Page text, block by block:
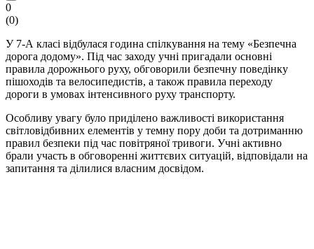
0
(0)
У 7-А класі відбулася година спілкування на тему «Безпечна
дорога додому». Під час заходу учні пригадали основні
правила дорожнього руху, обговорили безпечну поведінку
пішоходів та велосипедистів, а також правила переходу
дороги в умовах інтенсивного руху транспорту.
Особливу увагу було приділено важливості використання
світловідбивних елементів у темну пору доби та дотриманню
правил безпеки під час повітряної тривоги. Учні активно
брали участь в обговоренні життєвих ситуацій, відповідали на
запитання та ділилися власним досвідом.